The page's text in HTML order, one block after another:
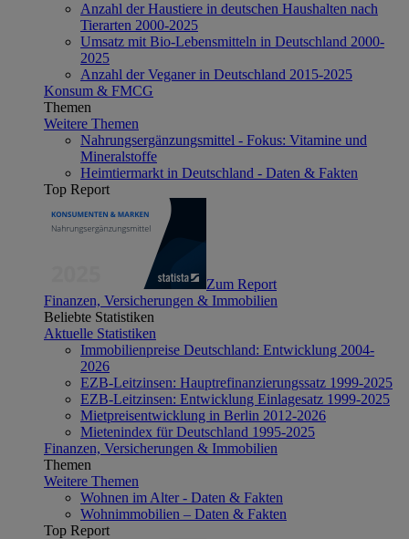
Anzahl der Haustiere in deutschen Haushalten nach
Tierarten 2000-2025
Umsatz mit Bio-Lebensmitteln in Deutschland 2000-
2025
Anzahl der Veganer in Deutschland 2015-2025
Konsum & FMCG
Themen
Weitere Themen
Nahrungsergänzungsmittel - Fokus: Vitamine und
Mineralstoffe
Heimtiermarkt in Deutschland - Daten & Fakten
Top Report
Zum Report
Finanzen, Versicherungen & Immobilien
Beliebte Statistiken
Aktuelle Statistiken
Immobilienpreise Deutschland: Entwicklung 2004-
2026
EZB-Leitzinsen: Hauptrefinanzierungssatz 1999-2025
EZB-Leitzinsen: Entwicklung Einlagesatz 1999-2025
Mietpreisentwicklung in Berlin 2012-2026
Mietenindex für Deutschland 1995-2025
Finanzen, Versicherungen & Immobilien
Themen
Weitere Themen
Wohnen im Alter - Daten & Fakten
Wohnimmobilien – Daten & Fakten
Top Report